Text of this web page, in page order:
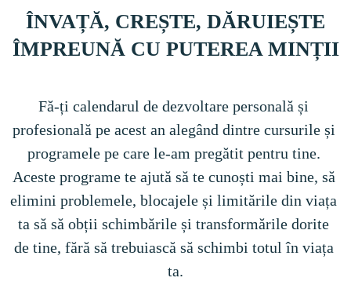
ÎNVAȚĂ, CREȘTE, DĂRUIEȘTE
ÎMPREUNĂ CU PUTEREA MINȚII
Fă-ți calendarul de dezvoltare personală și
profesională pe acest an alegând dintre cursurile și
programele pe care le-am pregătit pentru tine.
Aceste programe te ajută să te cunoști mai bine, să
elimini problemele, blocajele și limitările din viața
ta să să obții schimbările și transformările dorite
de tine, fără să trebuiască să schimbi totul în viața
ta.